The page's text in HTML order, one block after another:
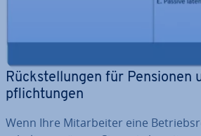
Rück­stel­lun­gen für Pensionen
pflich­tun­gen
Wenn Ihre Mit­ar­bei­ter eine